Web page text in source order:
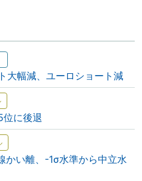
大幅減、ユーロショート減
に後退
い離、-1σ水準から中立水